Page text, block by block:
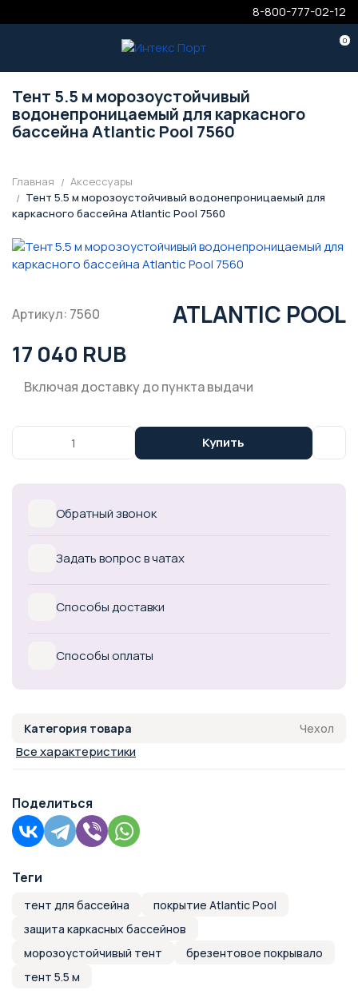
8-800-777-02-12
0
Тент 5.5 м морозоустойчивый
водонепроницаемый для каркасного
бассейна Atlantic Pool 7560
Главная
Аксессуары
Тент 5.5 м морозоустойчивый водонепроницаемый для
каркасного бассейна Atlantic Pool 7560
Артикул: 7560 ATLANTIC POOL
17 040 RUB
Включая доставку до пункта выдачи
Купить
Обратный звонок
Задать вопрос в чатах
Способы доставки
Способы оплаты
Категория товара Чехол
Все характеристики
Поделиться
Теги
тент для бассейна
покрытие Atlantic Pool
защита каркасных бассейнов
морозоустойчивый тент
брезентовое покрывало
тент 5.5 м